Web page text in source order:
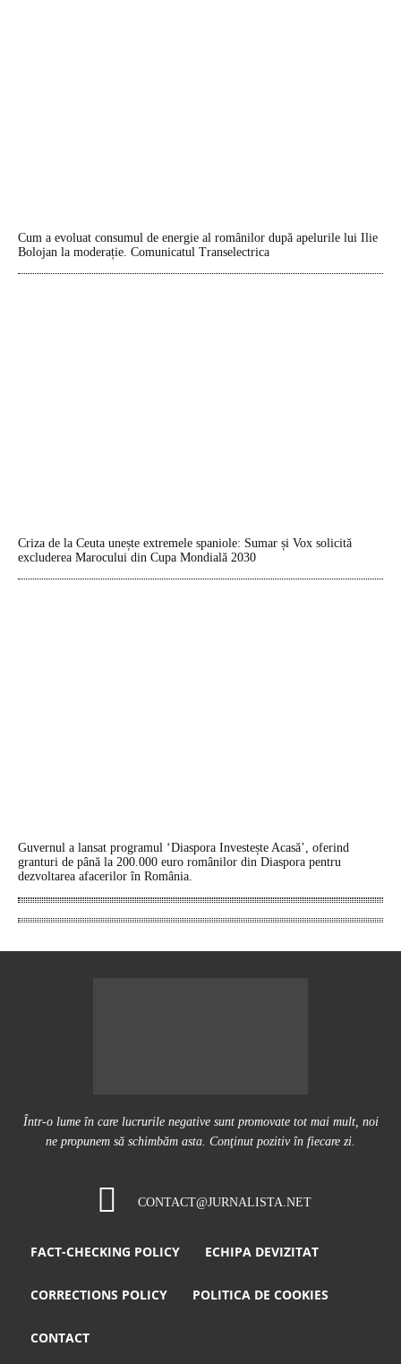
Cum a evoluat consumul de energie al românilor după apelurile lui Ilie
Bolojan la moderație. Comunicatul Transelectrica
Criza de la Ceuta unește extremele spaniole: Sumar și Vox solicită
excluderea Marocului din Cupa Mondială 2030
Guvernul a lansat programul ‘Diaspora Investește Acasă’, oferind
granturi de până la 200.000 euro românilor din Diaspora pentru
dezvoltarea afacerilor în România.
Într-o lume în care lucrurile negative sunt promovate tot mai mult, noi
ne propunem să schimbăm asta. Conţinut pozitiv în fiecare zi.
CONTACT@JURNALISTA.NET
FACT-CHECKING POLICY ECHIPA DEVIZITAT
CORRECTIONS POLICY POLITICA DE COOKIES
CONTACT